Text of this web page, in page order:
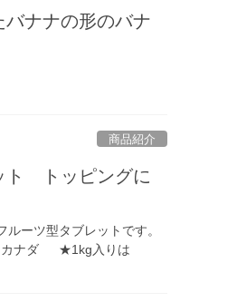
ナナの形のバナ
商品紹介
ト トッピングに
ーツ型タブレットです。
カナダ ★1kg入りは